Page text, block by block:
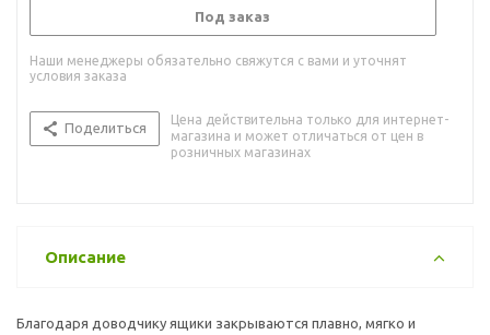
Под заказ
Наши менеджеры обязательно свяжутся с вами и уточнят
условия заказа
Поделиться
Цена действительна только для интернет-
магазина и может отличаться от цен в
розничных магазинах
Описание
Благодаря доводчику ящики закрываются плавно, мягко и